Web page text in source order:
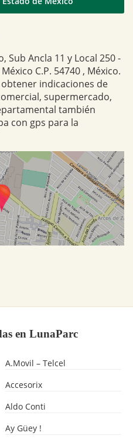
Sub Ancla 11 y Local 250 -
C.P. 54740 , México.
indicaciones de
supermercado,
también
con gps para la
en LunaParc
A.Movil – Telcel
Accesorix
Aldo Conti
Ay Güey !